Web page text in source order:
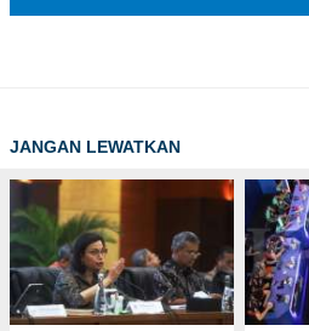
JANGAN LEWATKAN